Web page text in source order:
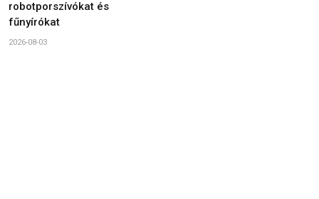
robotporszívókat és
fűnyírókat
2026-08-03